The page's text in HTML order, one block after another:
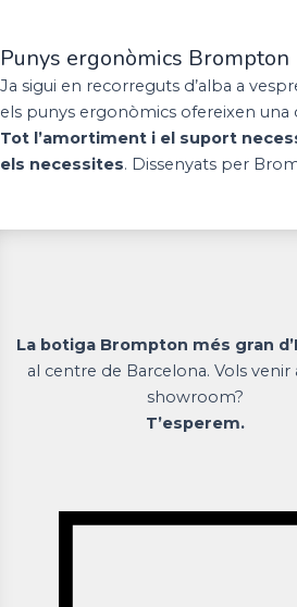
Punys ergonòmics Brompton
Ja sigui en recorreguts d’alba a
els punys ergonòmics ofereixen
Tot l’amortiment i el suport
els necessites. Dissenyats per
La botiga Brompton més gran
al centre de Barcelona. Vols venir
showroom?
T’esperem.